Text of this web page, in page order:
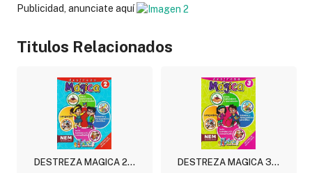
Publicidad, anunciate aquí
Titulos Relacionados
DESTREZA MAGICA 2...
DESTREZA MAGICA 3...